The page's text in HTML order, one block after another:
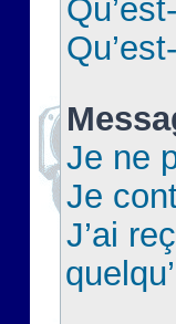
Je ne
Je
J’ai